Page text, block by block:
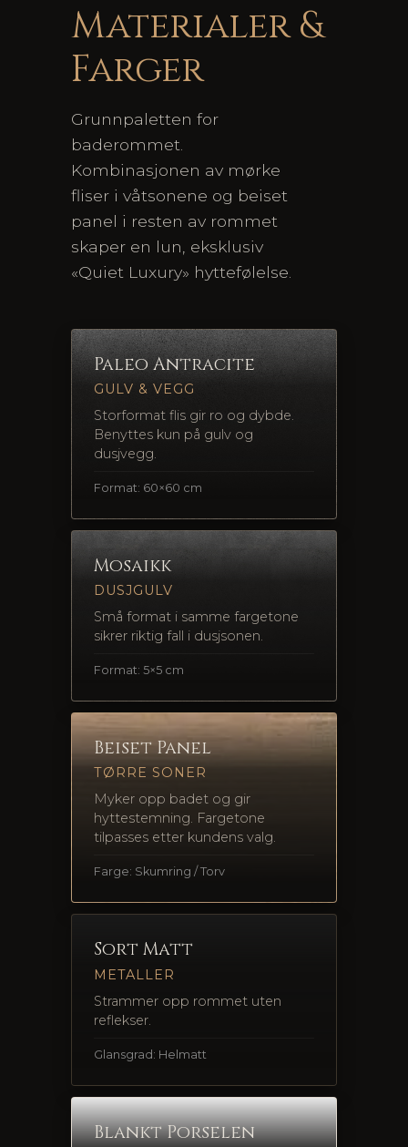
Materialer &
Farger
Grunnpaletten for
baderommet.
Kombinasjonen av mørke
fliser i våtsonene og beiset
panel i resten av rommet
skaper en lun, eksklusiv
«Quiet Luxury» hyttefølelse.
Paleo Antracite
GULV & VEGG
Storformat flis gir ro og dybde.
Benyttes kun på gulv og
dusjvegg.
Format: 60×60 cm
Mosaikk
DUSJGULV
Små format i samme fargetone
sikrer riktig fall i dusjsonen.
Format: 5×5 cm
Beiset Panel
TØRRE SONER
Myker opp badet og gir
hyttestemning. Fargetone
tilpasses etter kundens valg.
Farge: Skumring / Torv
Sort Matt
METALLER
Strammer opp rommet uten
reflekser.
Glansgrad: Helmatt
Blankt Porselen